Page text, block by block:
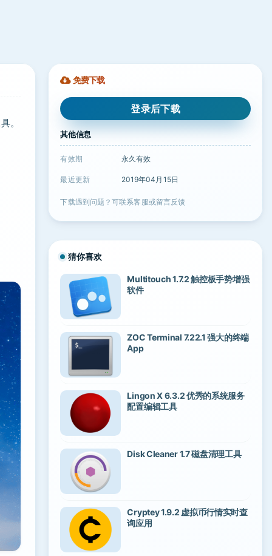
。
免费下载
登录后下载
其他信息
有效期 永久有效
最近更新 2019年04月15日
下载遇到问题？可联系客服或留言反馈
猜你喜欢
Multitouch 1.7.2 触控板手势增强
软件
ZOC Terminal 7.22.1 强大的终端
App
Lingon X 6.3.2 优秀的系统服务
配置编辑工具
Disk Cleaner 1.7 磁盘清理工具
Cryptey 1.9.2 虚拟币行情实时查
询应用